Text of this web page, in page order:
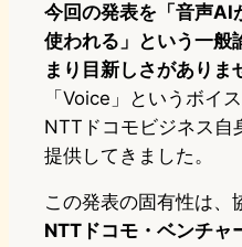
今回の発表を「音声AI
使われる」という一般
まり目新しさがありま
「Voice」というボイ
NTTドコモビジネス自
提供してきました。
この発表の固有性は、
NTTドコモ・ベンチャ